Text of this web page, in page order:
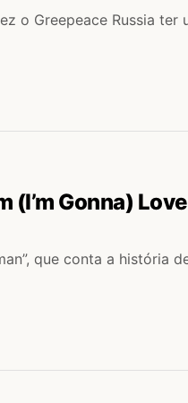
o Greepeace Russia ter
(I’m Gonna)
que conta a história